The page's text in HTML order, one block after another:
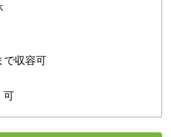
で収容可
可